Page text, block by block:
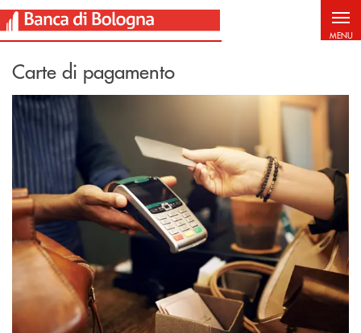
Salta al contenuto principale
MENU
Carte di pagamento